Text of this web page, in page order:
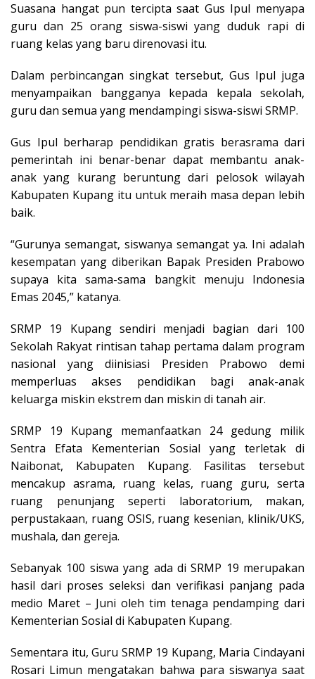
Suasana hangat pun tercipta saat Gus Ipul menyapa
guru dan 25 orang siswa-siswi yang duduk rapi di
ruang kelas yang baru direnovasi itu.
Dalam perbincangan singkat tersebut, Gus Ipul juga
menyampaikan bangganya kepada kepala sekolah,
guru dan semua yang mendampingi siswa-siswi SRMP.
Gus Ipul berharap pendidikan gratis berasrama dari
pemerintah ini benar-benar dapat membantu anak-
anak yang kurang beruntung dari pelosok wilayah
Kabupaten Kupang itu untuk meraih masa depan lebih
baik.
“Gurunya semangat, siswanya semangat ya. Ini adalah
kesempatan yang diberikan Bapak Presiden Prabowo
supaya kita sama-sama bangkit menuju Indonesia
Emas 2045,” katanya.
SRMP 19 Kupang sendiri menjadi bagian dari 100
Sekolah Rakyat rintisan tahap pertama dalam program
nasional yang diinisiasi Presiden Prabowo demi
memperluas akses pendidikan bagi anak-anak
keluarga miskin ekstrem dan miskin di tanah air.
SRMP 19 Kupang memanfaatkan 24 gedung milik
Sentra Efata Kementerian Sosial yang terletak di
Naibonat, Kabupaten Kupang. Fasilitas tersebut
mencakup asrama, ruang kelas, ruang guru, serta
ruang penunjang seperti laboratorium, makan,
perpustakaan, ruang OSIS, ruang kesenian, klinik/UKS,
mushala, dan gereja.
Sebanyak 100 siswa yang ada di SRMP 19 merupakan
hasil dari proses seleksi dan verifikasi panjang pada
medio Maret – Juni oleh tim tenaga pendamping dari
Kementerian Sosial di Kabupaten Kupang.
Sementara itu, Guru SRMP 19 Kupang, Maria Cindayani
Rosari Limun mengatakan bahwa para siswanya saat